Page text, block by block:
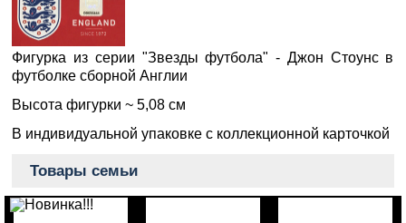
Фигурка из серии "Звезды футбола" - Джон Стоунс в
футболке сборной Англии
Высота фигурки ~ 5,08 см
В индивидуальной упаковке с коллекционной карточкой
Товары семьи